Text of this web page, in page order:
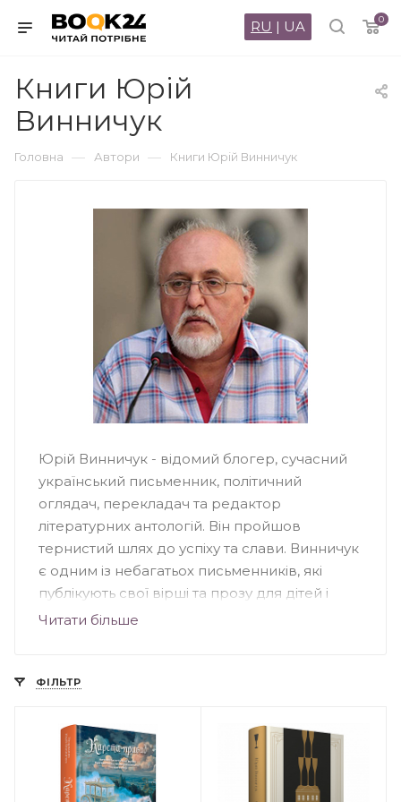
0
RU | UA
Книги Юрій
Винничук
Головна — Автори — Книги Юрій Винничук
Юрій Винничук - відомий блогер, сучасний
український письменник, політичний
оглядач, перекладач та редактор
літературних антологій. Він пройшов
тернистий шлях до успіху та слави. Винничук
є одним із небагатьох письменників, які
публікують свої вірші та прозу для дітей і
дорослих виключно українською мовою.
важливих політичних подій, що відбуваються
Біографія
Юрій Винничук народився в Івано-
Читати більше
ФІЛЬТР